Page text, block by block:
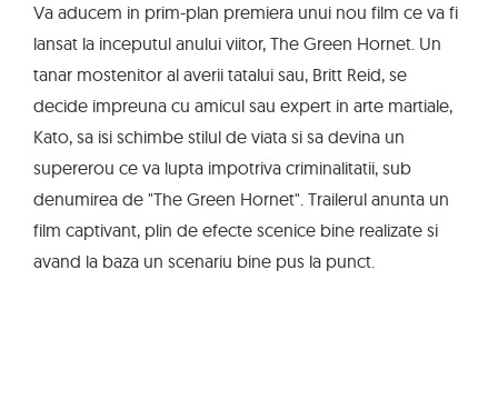
Va aducem in prim-plan premiera unui nou film ce va fi
lansat la inceputul anului viitor, The Green Hornet. Un
tanar mostenitor al averii tatalui sau, Britt Reid, se
decide impreuna cu amicul sau expert in arte martiale,
Kato, sa isi schimbe stilul de viata si sa devina un
supererou ce va lupta impotriva criminalitatii, sub
denumirea de "The Green Hornet". Trailerul anunta un
film captivant, plin de efecte scenice bine realizate si
avand la baza un scenariu bine pus la punct.